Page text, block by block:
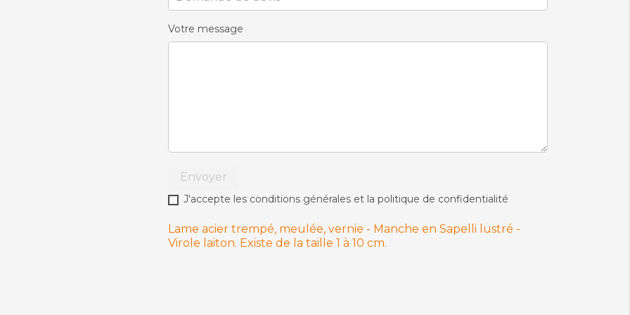
Votre message
Envoyer
J'accepte les conditions générales et la politique de confidentialité
Lame acier trempé, meulée, vernie - Manche en Sapelli lustré -
Virole laiton. Existe de la taille 1 à 10 cm.